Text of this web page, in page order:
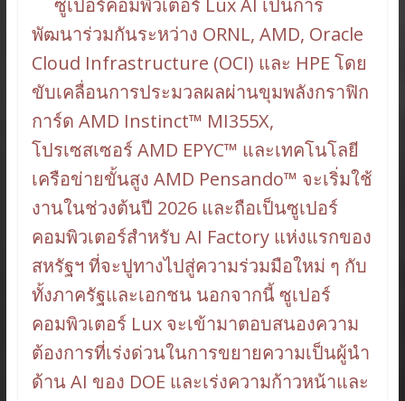
พัฒนาร่วมกันระหว่าง ORNL, AMD, Oracle
Cloud Infrastructure (OCI) และ HPE โดย
ขับเคลื่อนการประมวลผลผ่านขุมพลังกราฟิก
การ์ด AMD Instinct™ MI355X,
โปรเซสเซอร์ AMD EPYC™ และเทคโนโลยี
เครือข่ายขั้นสูง AMD Pensando™ จะเริ่มใช้
งานในช่วงต้นปี 2026 และถือเป็นซูเปอร์
คอมพิวเตอร์สำหรับ AI Factory แห่งแรกของ
สหรัฐฯ ที่จะปูทางไปสู่ความร่วมมือใหม่ ๆ กับ
ทั้งภาครัฐและเอกชน นอกจากนี้ ซูเปอร์
คอมพิวเตอร์ Lux จะเข้ามาตอบสนองความ
ต้องการที่เร่งด่วนในการขยายความเป็นผู้นำ
ด้าน AI ของ DOE และเร่งความก้าวหน้าและ